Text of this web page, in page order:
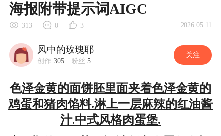
海报附带提示词AIGC
313 0 3 2026.05.11
风中的玫瑰耶
创作 305 粉丝 5
关注
色泽金黄的面饼胚里面夹着色泽金黄的
鸡蛋和猪肉馅料.淋上一层麻辣的红油酱
汁.中式风格肉蛋堡.